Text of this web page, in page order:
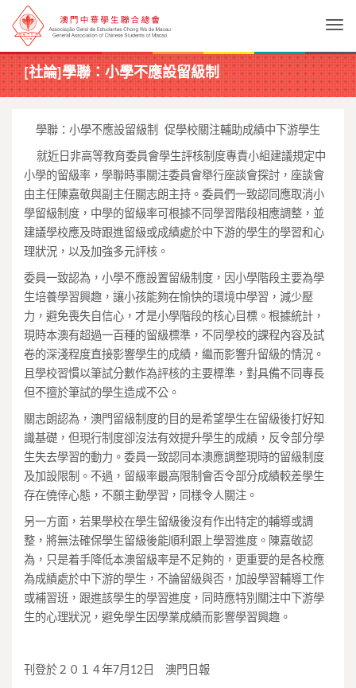
[社論]學聯：小學不應設留級制
學聯：小學不應設留級制 促學校關注輔助成績中下游學生
就近日非高等教育委員會學生評核制度專責小組建議規定中
小學的留級率，學聯時事關注委員會舉行座談會探討，座談會
由主任陳嘉敬與副主任關志朗主持。委員們一致認同應取消小
學留級制度，中學的留級率可根據不同學習階段相應調整，並
建議學校應及時跟進留級或成績處於中下游的學生的學習和心
理狀況，以及加強多元評核。
委員一致認為，小學不應設置留級制度，因小學階段主要為學
生培養學習興趣，讓小孩能夠在愉快的環境中學習，減少壓
力，避免喪失自信心，才是小學階段的核心目標。根據統計，
現時本澳有超過一百種的留級標準，不同學校的課程內容及試
卷的深淺程度直接影響學生的成績，繼而影響升留級的情況。
且學校習慣以筆試分數作為評核的主要標準，對具備不同專長
但不擅於筆試的學生造成不公。
關志朗認為，澳門留級制度的目的是希望學生在留級後打好知
識基礎，但現行制度卻沒法有效提升學生的成績，反令部分學
生失去學習的動力。委員一致認同本澳應調整現時的留級制度
及加設限制。不過，留級率最高限制會否令部分成績較差學生
存在僥倖心態，不願主動學習，同樣令人關注。
另一方面，若果學校在學生留級後沒有作出特定的輔導或調
整，將無法確保學生留級後能順利跟上學習進度。陳嘉敬認
為，只是着手降低本澳留級率是不足夠的，更重要的是各校應
為成績處於中下游的學生，不論留級與否，加設學習輔導工作
或補習班，跟進該學生的學習進度，同時應特別關注中下游學
生的心理狀況，避免學生因學業成績而影響學習興趣。
刊登於２０１４年7月12日 澳門日報